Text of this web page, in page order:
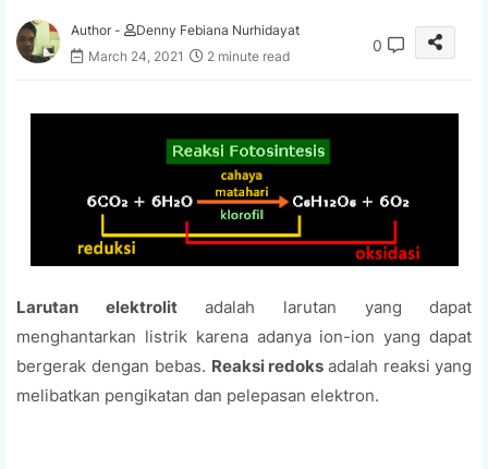
Author -
Denny Febiana Nurhidayat
March 24, 2021
2 minute read
0
Larutan elektrolit adalah larutan yang
dapat
menghantarkan listrik karena adanya ion-ion yang dapat
bergerak dengan bebas. Reaksi redoksadalah reaksi yang
melibatkan pengikatan dan pelepasan elektron.